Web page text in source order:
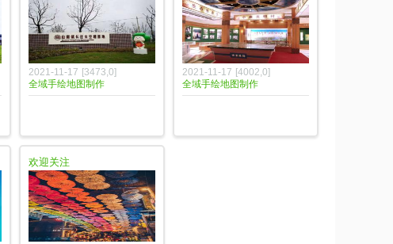
2021-11-17 [3473,0]
全域手绘地图制作
2021-11-17 [4002,0]
全域手绘地图制作
欢迎关注